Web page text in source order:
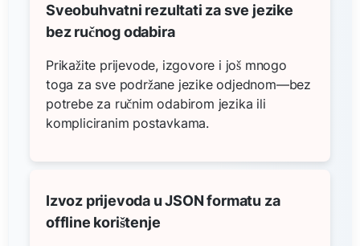
Sveobuhvatni rezultati za sve jezike
bez ručnog odabira
Prikažite prijevode, izgovore i još mnogo
toga za sve podržane jezike odjednom—bez
potrebe za ručnim odabirom jezika ili
kompliciranim postavkama.
Izvoz prijevoda u JSON formatu za
offline korištenje